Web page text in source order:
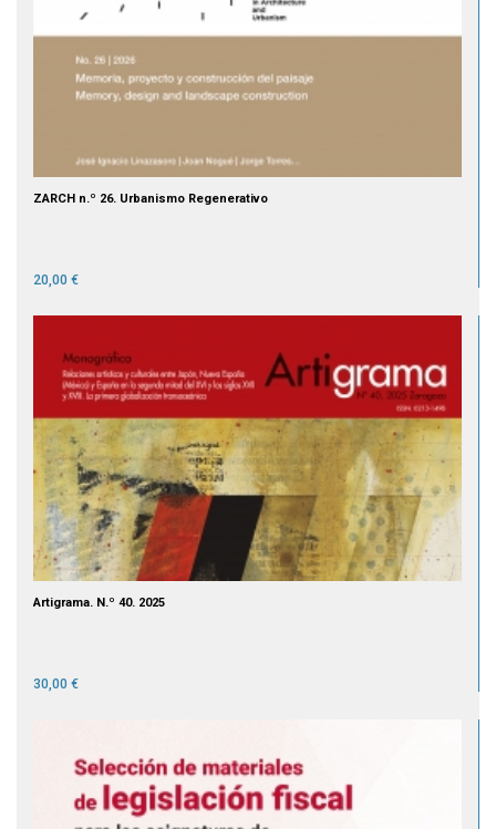
ZARCH n.º 26. Urbanismo Regenerativo
20,00 €
Artigrama. N.º 40. 2025
30,00 €